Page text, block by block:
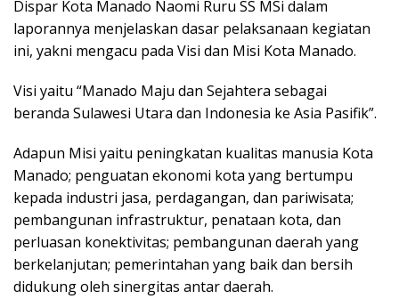
Dispar Kota Manado Naomi Ruru SS MSi dalam
laporannya menjelaskan dasar pelaksanaan kegiatan
ini, yakni mengacu pada Visi dan Misi Kota Manado.
Visi yaitu “Manado Maju dan Sejahtera sebagai
beranda Sulawesi Utara dan Indonesia ke Asia Pasifik”.
Adapun Misi yaitu peningkatan kualitas manusia Kota
Manado; penguatan ekonomi kota yang bertumpu
kepada industri jasa, perdagangan, dan pariwisata;
pembangunan infrastruktur, penataan kota, dan
perluasan konektivitas; pembangunan daerah yang
berkelanjutan; pemerintahan yang baik dan bersih
didukung oleh sinergitas antar daerah.